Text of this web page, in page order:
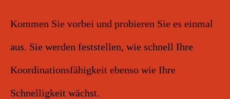
Kommen Sie vorbei und probieren Sie es einmal
aus. Sie werden feststellen, wie schnell Ihre
Koordinationsfähigkeit ebenso wie Ihre
Schnelligkeit wächst.